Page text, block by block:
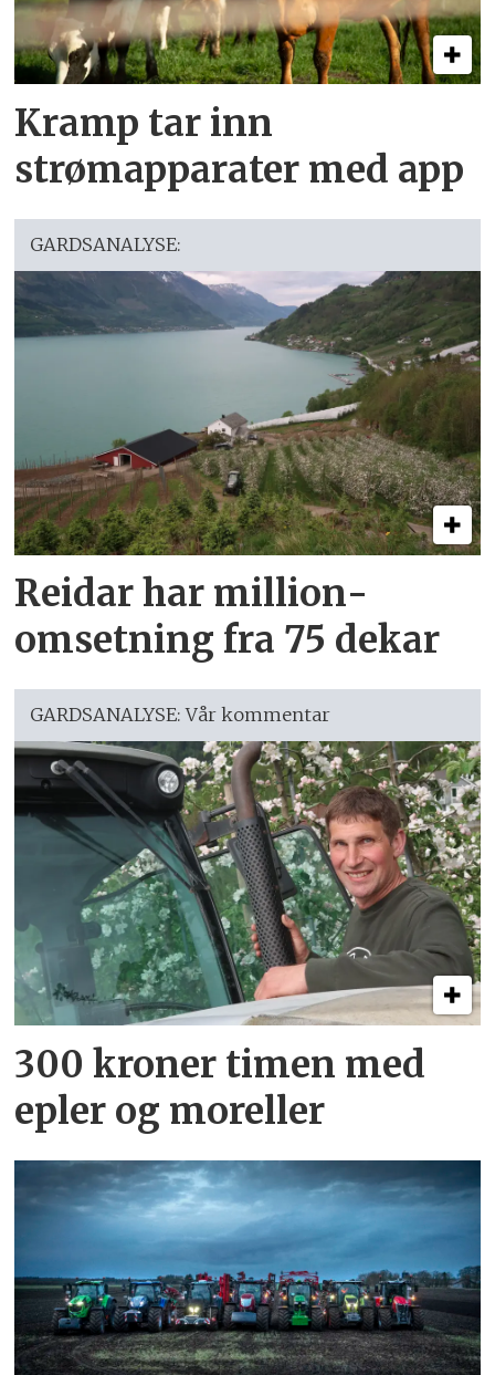
Kramp tar inn
strømapparater med app
GARDSANALYSE:
Reidar har million­
omsetning fra 75 dekar
GARDSANALYSE: Vår kommentar
300 kroner timen med
epler og moreller